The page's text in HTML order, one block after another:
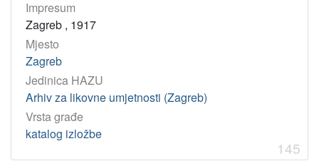
Impresum
Zagreb , 1917
Mjesto
Zagreb
Jedinica HAZU
Arhiv za likovne umjetnosti (Zagreb)
Vrsta građe
katalog izložbe
145